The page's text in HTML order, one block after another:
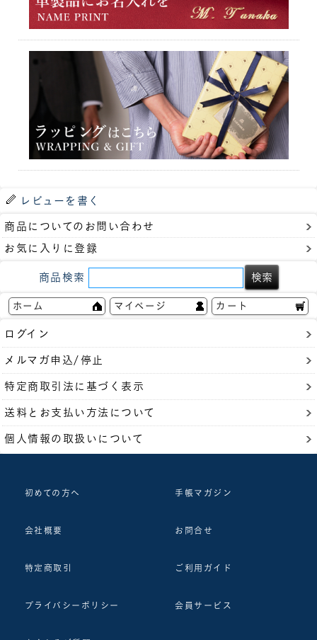
レビューを書く
商品についてのお問い合わせ
お気に入りに登録
商品検索
ホーム マイページ カート
ログイン
メルマガ申込/停止
特定商取引法に基づく表示
送料とお支払い方法について
個人情報の取扱いについて
初めての方へ 手帳マガジン
会社概要 お問合せ
特定商取引 ご利用ガイド
プライバシーポリシー 会員サービス